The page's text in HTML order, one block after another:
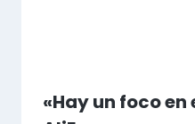
«Hay un foco